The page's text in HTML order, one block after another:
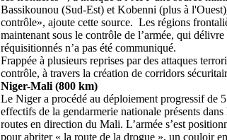
Bassikounou (Sud-Est) et Kobenni (plus à
contrôle», ajoute cette source. Les régions
maintenant sous le contrôle de l’armée, qui
réquisitionnés n’a pas été communiqué.
Frappée à plusieurs reprises par des attaques
contrôle, à travers la création de corridors
Niger-Mali (800 km)
Le Niger a procédé au déploiement progressif de
effectifs de la gendarmerie nationale présents
routes en direction du Mali. L’armée s’est
pour abriter « la route de la drogue », un couloir